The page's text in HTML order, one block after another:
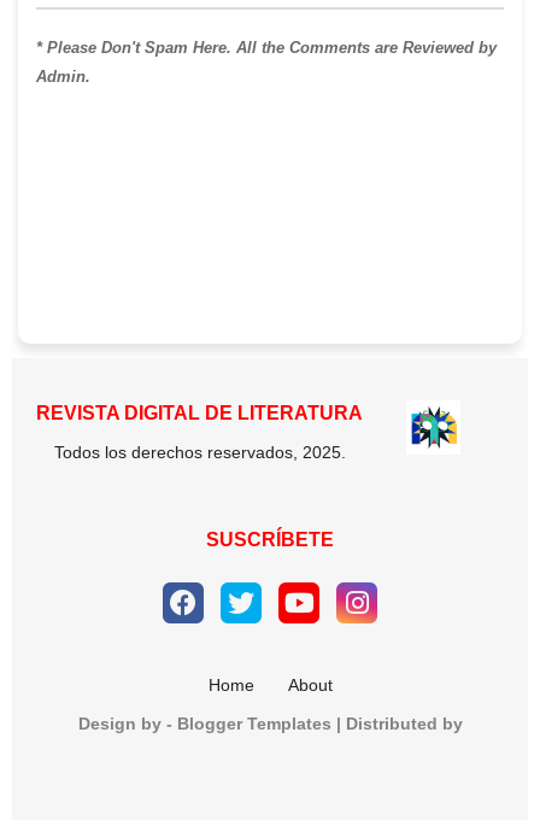
* Please Don't Spam Here. All the Comments are Reviewed by
Admin.
REVISTA DIGITAL DE LITERATURA
Todos los derechos reservados, 2025.
SUSCRÍBETE
Home
About
Design by - Blogger Templates | Distributed by